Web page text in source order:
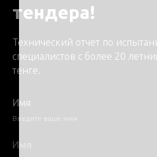
тендера!
Технический отчет по
специалистов с более 20
тенге.
Имя
Введите ваше имя
ИЛ ТОО Сенім Trade LTD